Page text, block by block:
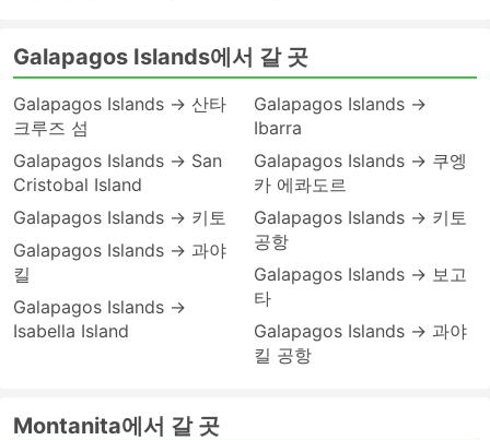
Galapagos Islands에서 갈 곳
Galapagos Islands → 산타
크루즈 섬
Galapagos Islands → San
Cristobal Island
Galapagos Islands → 키토
Galapagos Islands → 과야
킬
Galapagos Islands →
Isabella Island
Galapagos Islands →
Ibarra
Galapagos Islands → 쿠엥
카 에콰도르
Galapagos Islands → 키토
공항
Galapagos Islands → 보고
타
Galapagos Islands → 과야
킬 공항
Montanita에서 갈 곳